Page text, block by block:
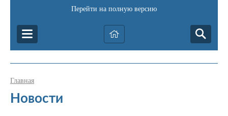
Перейти на полную версию
Главная
Новости